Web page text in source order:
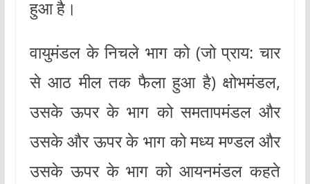
हुआ है।
वायुमंडल के निचले भाग को (जो प्राय: चार
से आठ मील तक फैला हुआ है) क्षोभमंडल,
उसके ऊपर के भाग को समतापमंडल और
उसके और ऊपर के भाग को मध्य मण्डल और
उसके ऊपर के भाग को आयनमंडल कहते